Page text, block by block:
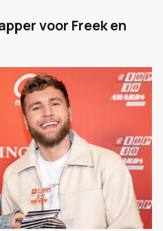
voor Freek en